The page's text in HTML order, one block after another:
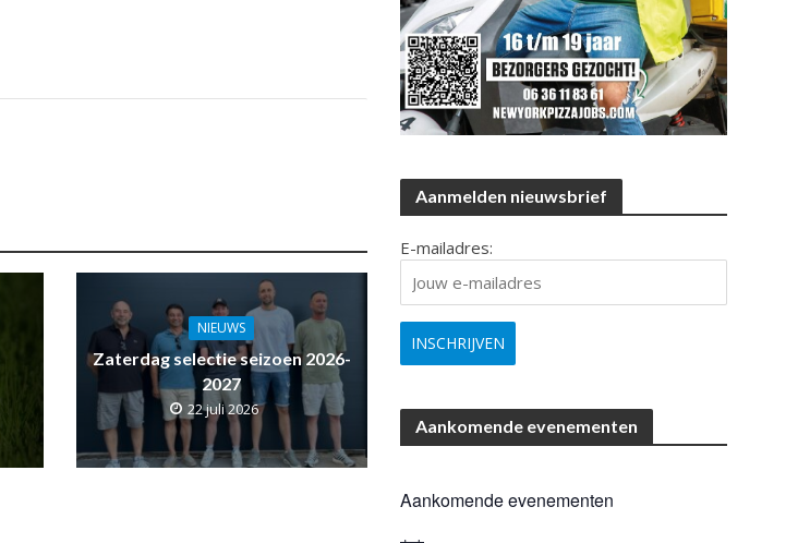
NIEUWS
Zaterdag selectie seizoen 2026-
2027
22 juli 2026
Aanmelden nieuwsbrief
E-mailadres:
Aankomende evenementen
Aankomende evenementen